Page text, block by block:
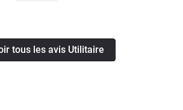
tous les avis Utilitaire